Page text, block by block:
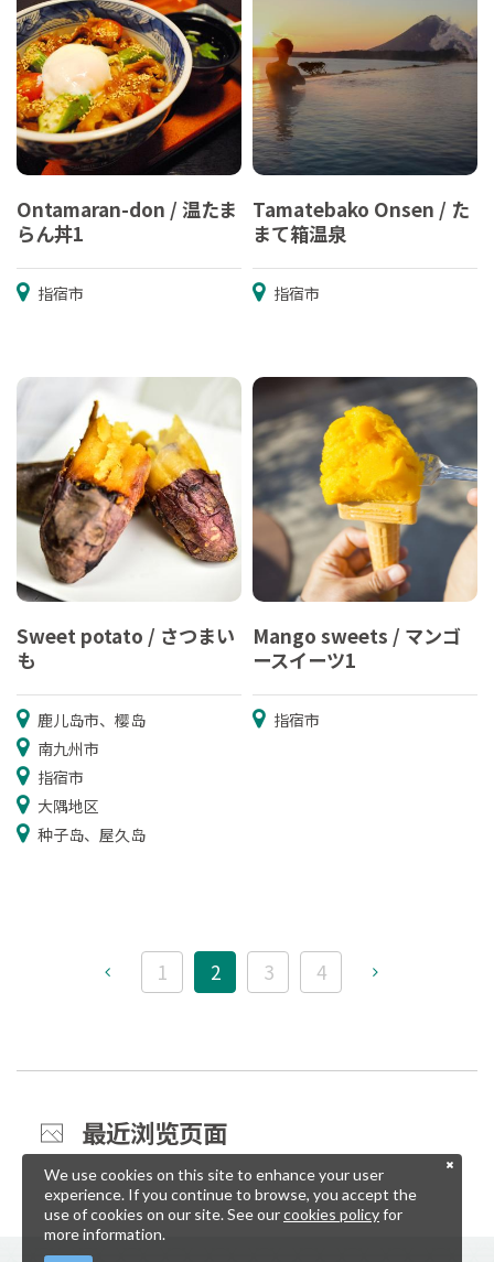
Ontamaran-don / 温たま
らん丼1
指宿市
Tamatebako Onsen / た
まて箱温泉
指宿市
Sweet potato / さつまい
も
鹿儿岛市、樱岛
南九州市
指宿市
大隅地区
种子岛、屋久岛
Mango sweets / マンゴ
ースイーツ1
指宿市
1 2 3 4
最近浏览页面
We use cookies on this site to enhance your user
experience. If you continue to browse, you accept the
use of cookies on our site. See ourcookies policyfor
more information.